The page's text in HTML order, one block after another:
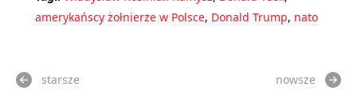
amerykańscy żołnierze w Polsce, Donald Trump, nato
starsze nowsze